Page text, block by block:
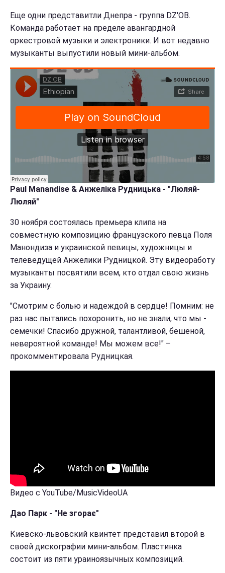
Еще одни представитли Днепра - группа DZ'OB.
Команда работает на пределе авангардной
оркестровой музыки и электроники. И вот недавно
музыканты выпустили новый мини-альбом.
Paul Manandise & Анжеліка Рудницька - "Люляй-
Люляй"
30 ноября состоялась премьера клипа на
совместную композицию французского певца Поля
Манондиза и украинской певицы, художницы и
телеведущей Анжелики Рудницкой. Эту видеоработу
музыканты посвятили всем, кто отдал свою жизнь
за Украину.
"Смотрим с болью и надеждой в сердце! Помним: не
раз нас пытались похоронить, но не знали, что мы -
семечки! Спасибо дружной, талантливой, бешеной,
невероятной команде! Мы можем все!" –
прокомментировала Рудницкая.
Видео с YouTube/MusicVideoUA
Дао Парк - "Не згорає"
Киевско-львовский квинтет представил второй в
своей дискографии мини-альбом. Пластинка
состоит из пяти ураиноязычных композиций.